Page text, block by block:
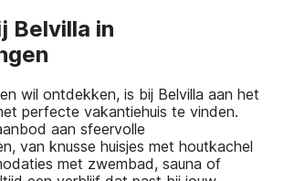
Belvilla in
wil ontdekken, is bij Belvilla aan het
perfecte vakantiehuis te vinden.
aan sfeervolle
van knusse huisjes met houtkachel
met zwembad, sauna of